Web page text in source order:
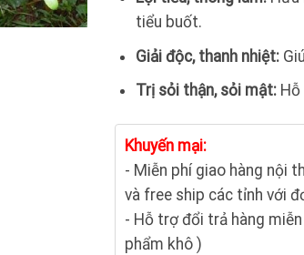
tiểu buốt.
Giải độc, thanh nhiệt:
Trị sỏi thận, sỏi mật:Hỗ
Khuyến mại:
- Miễn phí giao hàng nội
và free ship các tỉnh với
- Hỗ trợ đổi trả hàng
phẩm khô )